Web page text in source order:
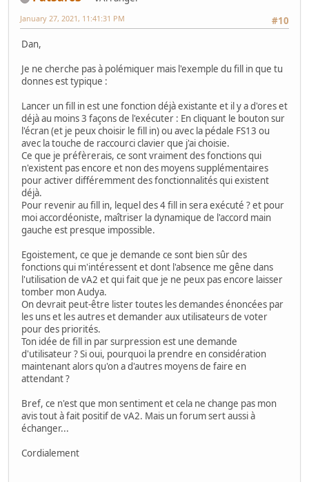
#10
January 27, 2021, 11:41:31 PM
Dan,
Je ne cherche pas à polémiquer mais l'exemple du fill in que tu
donnes est typique :
Lancer un fill in est une fonction déjà existante et il y a d'ores et
déjà au moins 3 façons de l'exécuter : En cliquant le bouton sur
l'écran (et je peux choisir le fill in) ou avec la pédale FS13 ou
avec la touche de raccourci clavier que j'ai choisie.
Ce que je préfèrerais, ce sont vraiment des fonctions qui
n'existent pas encore et non des moyens supplémentaires
pour activer différemment des fonctionnalités qui existent
déjà.
Pour revenir au fill in, lequel des 4 fill in sera exécuté ? et pour
moi accordéoniste, maîtriser la dynamique de l'accord main
gauche est presque impossible.
Egoistement, ce que je demande ce sont bien sûr des
fonctions qui m'intéressent et dont l'absence me gêne dans
l'utilisation de vA2 et qui fait que je ne peux pas encore laisser
tomber mon Audya.
On devrait peut-être lister toutes les demandes énoncées par
les uns et les autres et demander aux utilisateurs de voter
pour des priorités.
Ton idée de fill in par surpression est une demande
d'utilisateur ? Si oui, pourquoi la prendre en considération
maintenant alors qu'on a d'autres moyens de faire en
attendant ?
Bref, ce n'est que mon sentiment et cela ne change pas mon
avis tout à fait positif de vA2. Mais un forum sert aussi à
échanger...
Cordialement